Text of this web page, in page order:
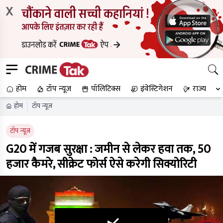
X
होम टॉप न्यूज पॉलिटिक्स इंवेस्टिगेशन राज्य
होम टॉप न्यूज
टॉप न्यूज
G20 में गजब सुरक्षा : जमीन से लेकर हवा तक, 50
हजार कैमरे, सीक्रेट फोर्स ऐसे करेगी सिक्योरिटी